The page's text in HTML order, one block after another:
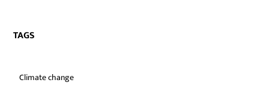
TAGS
Climate change